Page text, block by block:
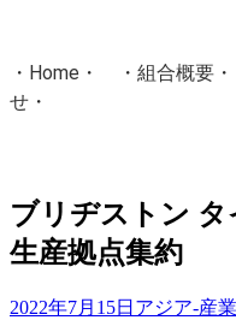
・ Home ・ ・ 組合概要
せ ・
国土交通省・経済産業省
ブリヂストン
生産拠点集約
2022年7月15日 アジア-産業